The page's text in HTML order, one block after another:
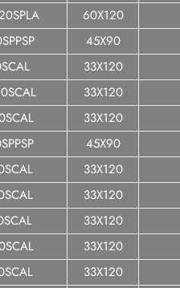
60X120
45X90
33X120
33X120
33X120
45X90
33X120
33X120
33X120
33X120
33X120